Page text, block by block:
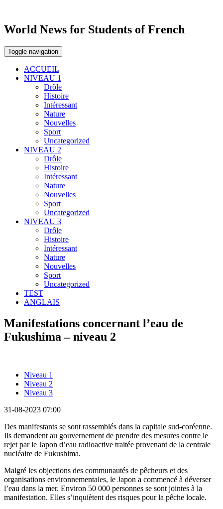
World News for Students of French
Toggle navigation
ACCUEIL
NIVEAU 1
Drôle
Histoire
Intéressant
Nature
Nouvelles
Sport
Uncategorized
NIVEAU 2
Drôle
Histoire
Intéressant
Nature
Nouvelles
Sport
Uncategorized
NIVEAU 3
Drôle
Histoire
Intéressant
Nature
Nouvelles
Sport
Uncategorized
TEST
ANGLAIS
Manifestations concernant l’eau de
Fukushima – niveau 2
Niveau 1
Niveau 2
Niveau 3
31-08-2023 07:00
Des manifestants se sont rassemblés dans la capitale sud-coréenne.
Ils demandent au gouvernement de prendre des mesures contre le
rejet par le Japon d’eau radioactive traitée provenant de la centrale
nucléaire de Fukushima.
Malgré les objections des communautés de pêcheurs et des
organisations environnementales, le Japon a commencé à déverser
l’eau dans la mer. Environ 50 000 personnes se sont jointes à la
manifestation. Elles s’inquiètent des risques pour la pêche locale.